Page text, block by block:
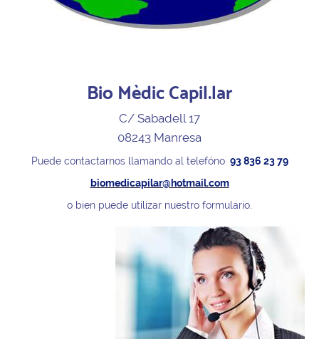
Bio Mèdic Capil.lar
C/ Sabadell 17
08243 Manresa
Puede contactarnos llamando al telefóno 93 836 23 79
biomedicapilar@hotmail.com
o bien puede utilizar nuestro formulario.